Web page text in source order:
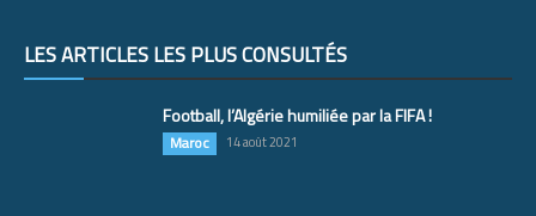
LES ARTICLES LES PLUS CONSULTÉS
Football, l’Algérie humiliée par la FIFA !
Maroc 14 août 2021